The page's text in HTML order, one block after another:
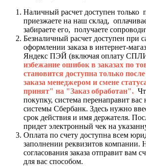
Наличный расчет доступен
приезжаете на наш склад,
забираете его, получаете
Безналичный расчет доступен при
оформлении заказа в интернет-
Яндекс ПЭЙ (включая оплату
избежание ошибок в заказах по
становится доступна только
заказа менеджером и смене
принят" на "Заказ обработан".
покупку, система перенаправит вас
системы Сбербанк. Здесь нужно
срок действия и имя держателя.
придет электронный чек на
Оплата по счету доступна всем
заполнении реквизитов компании.
согласования заказа отправит вам
для вас способом.